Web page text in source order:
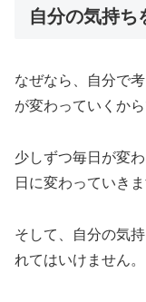
自分の気持ち
なぜなら、自分で
が変わっていくから
少しずつ毎日が変
日に変わっていきま
そして、自分の気
れてはいけません。